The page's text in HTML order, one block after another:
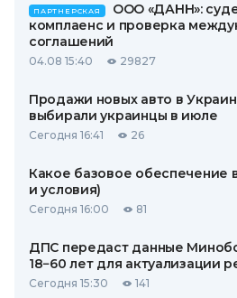
ПАРТНЕРСКАЯ
ООО «ДАНН»:
комплаенс и проверка
соглашений
04.08 15:40 29827
Продажи новых авто в
выбирали украинцы в июле
Сегодня 16:41 26
Какое базовое обеспечение
и условия)
Сегодня 16:00 81
ДПС передаст данные
18−60 лет для актуализации
Сегодня 15:30 141